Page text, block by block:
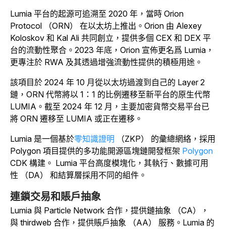
Lumia 平台的起源可追溯至 2020 年，當時 Orion
Protocol （ORN） 在以太坊上推出。Orion 由 Alexey
Koloskov 和 Kal Ali 共同創立，提供多個 CEX 和 DEX 平
台的流動性聚合。2023 年底，Orion 宣佈更名爲 Lumia，
更專注於 RWA 及其透過增強流動性提供的積極用途。
該項目於 2024 年 10 月從以太坊過渡到自己的 Layer 2
鏈，ORN 代幣將以 1：1 的比例遷移至新平台的原生代幣
LUMIA。截至 2024 年 12 月，主要加密貨幣交易平台已
將 ORN 遷移至 LUMIA 或正在遷移。
Lumia 是一個基於零知識證明
（ZKP） 的彙總網絡，採用
Polygon 項目提供的多功能開源區塊鏈開發框架 Polygon
CDK 構建。 Lumia 平台高度模塊化，其執行、數據可用
性 （DA） 和結算層採用不同的組件。
連鎖交易和賬戶抽象
Lumia 與 Particle Network 合作，提供鏈抽象 （CA），
與 thirdweb 合作，提供賬戶抽象 （AA） 服務。 Lumia 的